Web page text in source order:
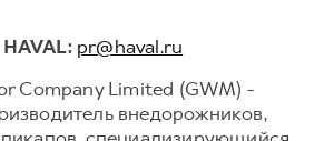
pr@haval.ru
Company Limited (GWM) -
внедорожников,